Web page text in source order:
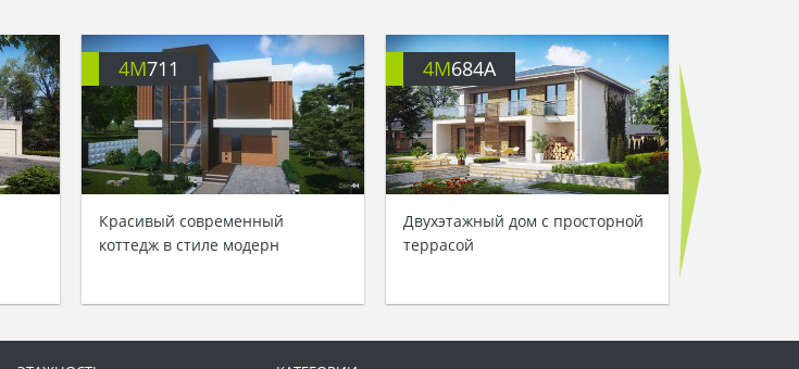
4M711
Красивый современный
коттедж в стиле модерн
4M684A
Двухэтажный дом с просторной
террасой